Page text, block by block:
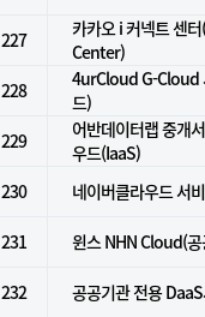
227
카카오 i 커넥트 센
Center)
228
4urCloud G-Cloud
드)
229
어반데이터랩 중개
우드(IaaS)
230
네이버클라우드 서
231 윈스 NHN Cloud(
232 공공기관 전용